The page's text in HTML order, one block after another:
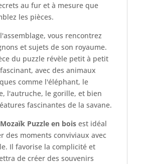
au fur et à mesure que
les pièces.
vous rencontrez
et sujets de son royaume.
du puzzle révèle petit à petit
avec des animaux
comme l'éléphant, le
l'autruche, le gorille, et bien
fascinantes de la savane.
Puzzle en boisest idéal
des moments conviviaux avec
Il favorise la complicité et
de créer des souvenirs